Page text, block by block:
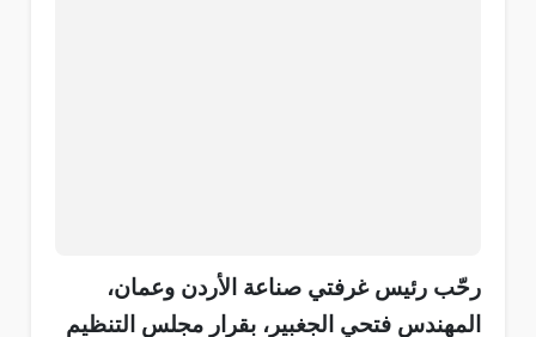
رحّب رئيس غرفتي صناعة الأردن وعمان،
المهندس فتحي الجغبير، بقرار مجلس التنظيم